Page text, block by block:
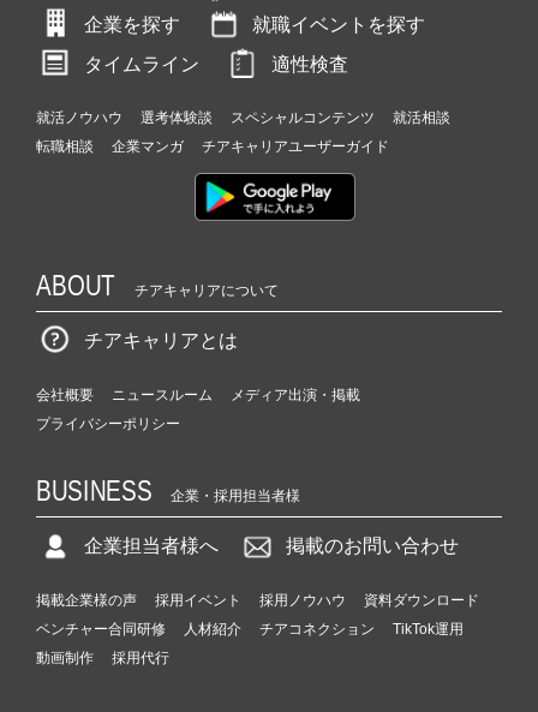
企業を探す
就職イベントを探す
タイムライン
適性検査
就活ノウハウ 選考体験談 スペシャルコンテンツ
就活相談
転職相談
企業マンガ チアキャリアユーザーガイド
ABOUT チアキャリアについて
チアキャリアとは
会社概要 ニュースルーム
メディア出演・掲載
プライバシーポリシー
BUSINESS 企業・採用担当者様
企業担当者様へ 掲載のお問い合わせ
掲載企業様の声 採用イベント 採用ノウハウ
資料ダウンロード
ベンチャー合同研修
人材紹介 チアコネクション
TikTok運用
動画制作
採用代行